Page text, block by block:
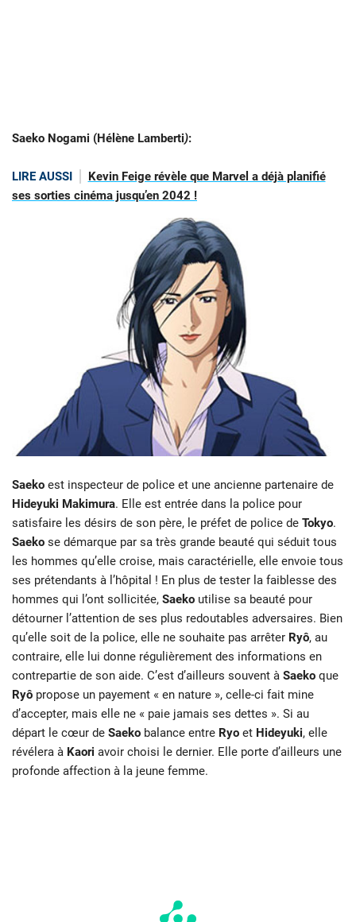
Saeko Nogami (Hélène Lamberti):
LIRE AUSSI
Kevin Feige révèle que Marvel a déjà planifié
ses sorties cinéma jusqu’en 2042 !
Saeko est inspecteur de police et une ancienne partenaire de
Hideyuki Makimura. Elle est entrée dans la police pour
satisfaire les désirs de son père, le préfet de police de Tokyo.
Saeko se démarque par sa très grande beauté qui séduit tous
les hommes qu’elle croise, mais caractérielle, elle envoie tous
ses prétendants à l’hôpital ! En plus de tester la faiblesse des
hommes qui l’ont sollicitée, Saeko utilise sa beauté pour
détourner l’attention de ses plus redoutables adversaires. Bien
qu’elle soit de la police, elle ne souhaite pas arrêter Ryô, au
contraire, elle lui donne régulièrement des informations en
contrepartie de son aide. C’est d’ailleurs souvent à Saeko que
Ryô propose un payement « en nature », celle-ci fait mine
d’accepter, mais elle ne « paie jamais ses dettes ». Si au
départ le cœur de Saeko balance entre Ryo et Hideyuki, elle
révélera à Kaori avoir choisi le dernier. Elle porte d’ailleurs une
profonde affection à la jeune femme.